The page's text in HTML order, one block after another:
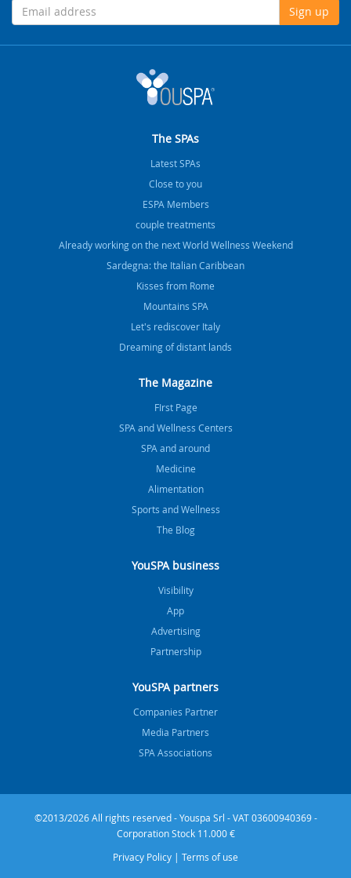
Sign up
The SPAs
Latest SPAs
Close to you
ESPA Members
couple treatments
Already working on the next World Wellness Weekend
Sardegna: the Italian Caribbean
Kisses from Rome
Mountains SPA
Let's rediscover Italy
Dreaming of distant lands
The Magazine
FIrst Page
SPA and Wellness Centers
SPA and around
Medicine
Alimentation
Sports and Wellness
The Blog
YouSPA business
Visibility
App
Advertising
Partnership
YouSPA partners
Companies Partner
Media Partners
SPA Associations
©2013/2026 All rights reserved - Youspa Srl - VAT 03600940369 -
Corporation Stock 11.000 €
Privacy Policy | Terms of use